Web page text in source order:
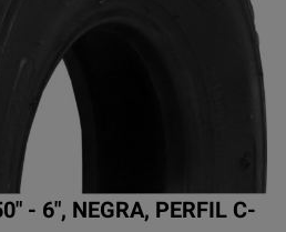
- 6", NEGRA, PERFIL C-